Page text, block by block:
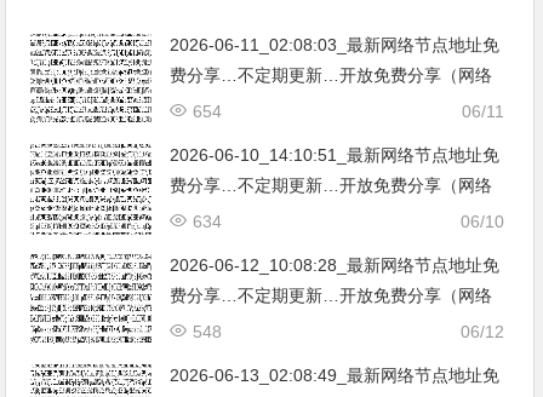
2026-06-11_02:08:03_最新网络节点地址免
费分享…不定期更新…开放免费分享（网络
免费节点香港|日本|韩国|新加坡|台湾|马来西
06/11
654
2026-06-10_14:10:51_最新网络节点地址免
费分享…不定期更新…开放免费分享（网络
免费节点香港|日本|韩国|新加坡|台湾|马来西
06/10
634
2026-06-12_10:08:28_最新网络节点地址免
费分享…不定期更新…开放免费分享（网络
免费节点香港|日本|韩国|新加坡|台湾|马来西
06/12
548
2026-06-13_02:08:49_最新网络节点地址免